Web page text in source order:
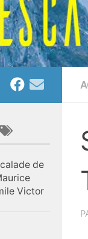
de
Victor